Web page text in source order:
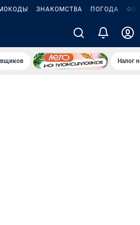
ЗНАКОМСТВА ПОГОДА
Налог